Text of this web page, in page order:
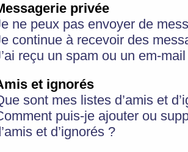
privée
ne peux pas envoyer de
continue à recevoir des
reçu un spam ou un em-
et ignorés
sont mes listes d’amis et
puis-je ajouter ou
et d’ignorés ?